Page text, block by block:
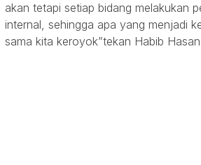
akan tetapi setiap bidang melakukan
internal, sehingga apa yang menjadi
sama kita keroyok”tekan Habib